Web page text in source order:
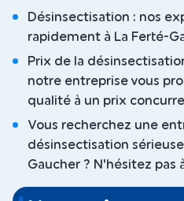
Désinsectisation : nos
rapidement à La Ferté-
Prix de la
notre entreprise vous
qualité à un prix
Vous recherchez une
désinsectisation
Gaucher ? N'hésitez pas